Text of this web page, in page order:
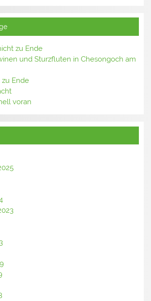
zu Ende
und Sturzfluten in Chesongoch am
zu Ende
voran